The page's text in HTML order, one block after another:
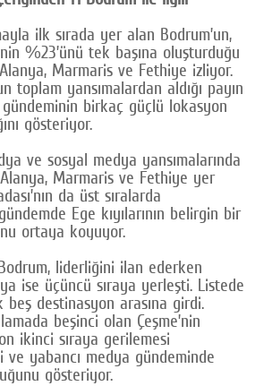
ilk sırada yer alan Bodrum’un,
%23’ünü tek başına oluşturduğu
Marmaris ve Fethiye izliyor.
toplam yansımalardan aldığı payın
gündeminin birkaç güçlü lokasyon
gösteriyor.
ve sosyal medya yansımalarında
Alanya, Marmaris ve Fethiye yer
da üst sıralarda
Ege kıyılarının belirgin bir
ortaya koyuyor.
liderliğini ilan ederken
ise üçüncü sıraya yerleşti. Listede
destinasyon arasına girdi.
beşinci olan Çeşme’nin
ikinci sıraya gerilemesi
ve yabancı medya gündeminde
gösteriyor.